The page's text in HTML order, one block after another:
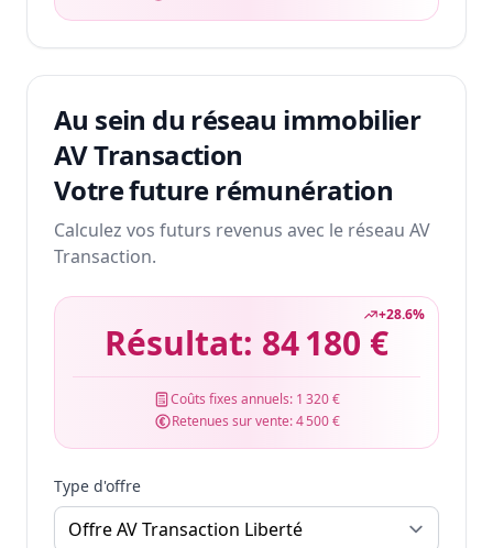
Au sein du réseau immobilier
AV Transaction
Votre future rémunération
Calculez vos futurs revenus avec le réseau AV
Transaction.
+28.6%
Résultat: 84 180 €
Coûts fixes annuels: 1 320 €
Retenues sur vente:4 500 €
Type d'offre